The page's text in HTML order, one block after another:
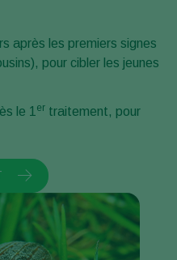
après les premiers signes
pour cibler les jeunes
le 1 er traitement, pour